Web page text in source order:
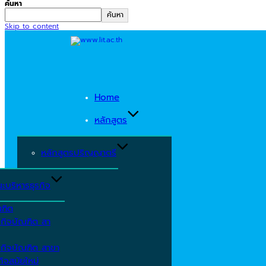
ค้นหา
ค้นหา
Skip to content
Home
หลักสูตร
หลักสูตรปริญญาตรี
บริหารธุรกิจ
ต
กิจบัณฑิต สา
จบัณฑิต สาขา
จสมัยใหม่